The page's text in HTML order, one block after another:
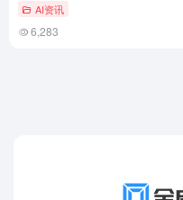
AI资讯
6,283